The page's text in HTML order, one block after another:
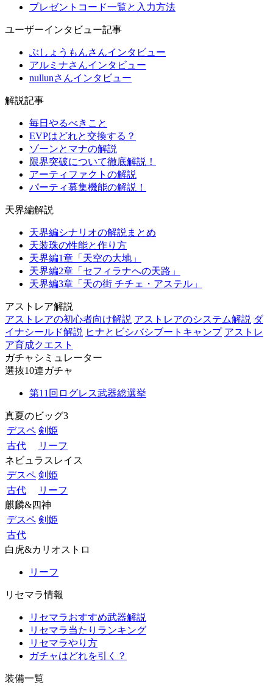
プレゼントコード一覧と入力方法
ユーザーインタビュー記事
ぶしょうもんさんインタビュー
アルミナさんインタビュー
nullunさんインタビュー
解説記事
毎日やるべきこと
EVPはどれと交換する？
ゾーンとマナの解説
限界突破について徹底解説！
アーティファクトの解説
パーティ募集機能の解説！
天界編解説
天界編シナリオの解説まとめ
天装珠の性能と作り方
天界編1章「天空の大地」
天界編2章「セフィラナへの天路」
天界編3章「天の街 チチェ・アステル」
アストレア解説
アストレアの初心者向け解説 アストレアのシステム解説 ダ
イナシールド解説 ヒナとビシバシブートキャンプ アストレ
ア育成クエスト
ガチャシミュレーター
選抜10連ガチャ
第11回ログレス武器総選挙
真夏のビッグ3
デスペ 剣姫
古代
リーフ
ネビュラスレイス
デスペ 剣姫
古代
リーフ
麒麟&四神
デスペ 剣姫
古代
白虎&カリオストロ
リーフ
リセマラ情報
リセマラおすすめ武器解説
リセマラ当たりランキング
リセマラやり方
ガチャはどれを引く？
装備一覧